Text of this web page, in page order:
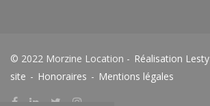
© 2022 Morzine Location - Réalisation Lesty
site - Honoraires - Mentions légales